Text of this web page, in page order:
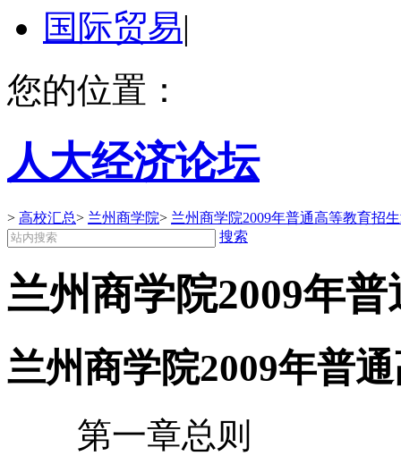
国际贸易|
您的位置：
人大经济论坛
> 高校汇总> 兰州商学院> 兰州商学院2009年普通高等教育招
搜索
兰州商学院2009年
兰州商学院2009年普
第一章总则